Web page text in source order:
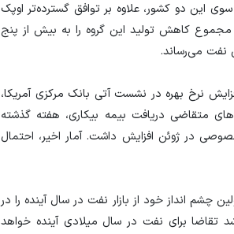
این دو کشور، علاوه بر توافق گسترده‌تر اوپک
کردن عرضه تا پایان سال ۲۰۲۴ است و مجموع کاهش تولید این گروه را به بیش از پنج
نفت می‌رساند.
نرخ بهره در نشست آتی بانک مرکزی آمریکا،
متقاضی دریافت بیمه بیکاری، هفته گذشته
در ژوئن افزایش داشت. آمار اخیر، احتمال
چشم انداز خود از بازار نفت در سال آینده را در
تقاضا برای نفت در سال میلادی آینده خواهد